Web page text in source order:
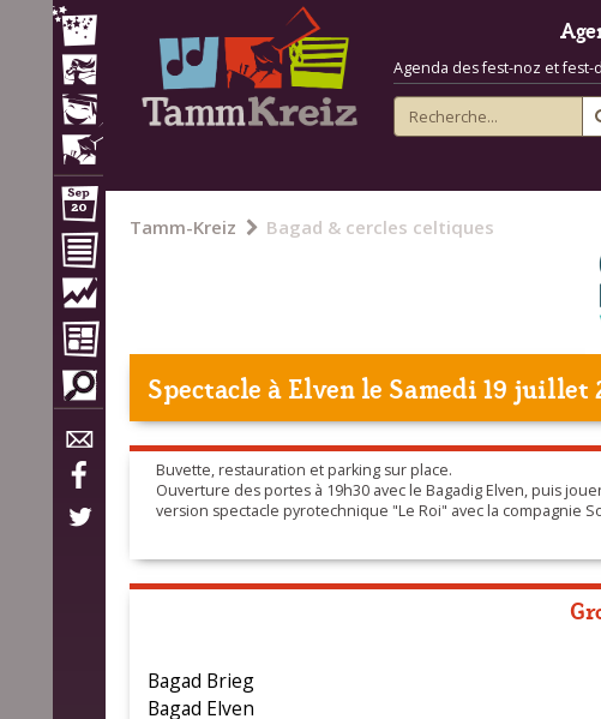
Agenda des fest-noz et fest-
Tamm-Kreiz Bagad & cercles celtiques
Spectacle àElvenle Samedi 19 juillet
Buvette, restauration et parking sur place.
Ouverture des portes à 19h30 avec le Bagadig Elven, puis
version spectacle pyrotechnique "Le Roi" avec la compagnie
Bagad Brieg
Bagad Elven